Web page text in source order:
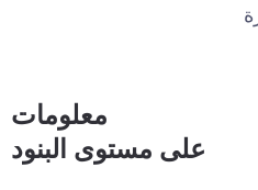
معلومات
على مستوى البنود